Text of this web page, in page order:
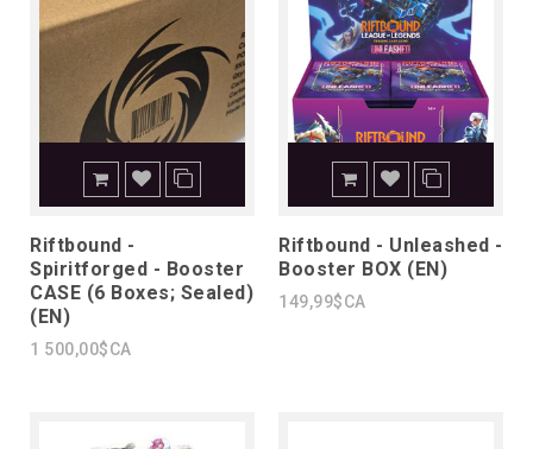
Riftbound -
Spiritforged - Booster
CASE (6 Boxes; Sealed)
(EN)
1 500,00$CA
Riftbound - Unleashed -
Booster BOX (EN)
149,99$CA